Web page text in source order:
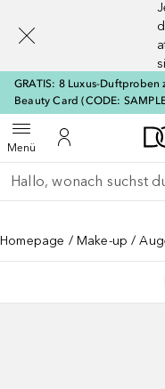
GRATIS: 8 Luxus-
Beauty Card (CODE:
MenüMenü öffnenZu Meinem
Gehe zurück
Suche ausführen
Homepage Make-up